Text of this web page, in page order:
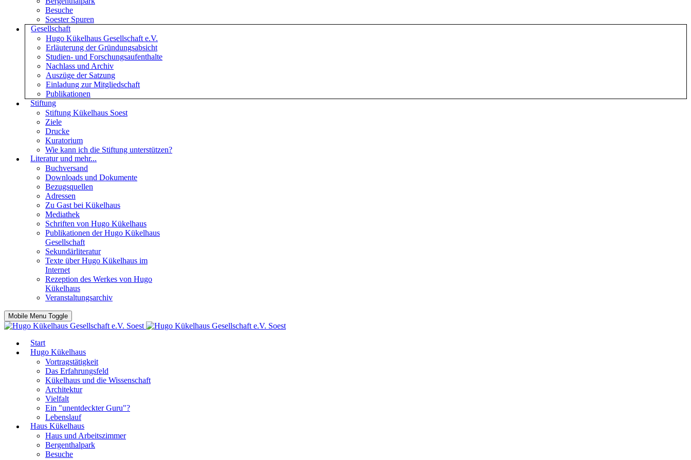
Besuche
Soester Spuren
Gesellschaft
Hugo Kükelhaus Gesellschaft e.V.
Erläuterung der Gründungsabsicht
Studien- und Forschungsaufenthalte
Nachlass und Archiv
Auszüge der Satzung
Einladung zur Mitgliedschaft
Publikationen
Stiftung
Stiftung Kükelhaus Soest
Ziele
Drucke
Kuratorium
Wie kann ich die Stiftung unterstützen?
Literatur und mehr...
Buchversand
Downloads und Dokumente
Bezugsquellen
Adressen
Zu Gast bei Kükelhaus
Mediathek
Schriften von Hugo Kükelhaus
Publikationen der Hugo Kükelhaus
Gesellschaft
Sekundärliteratur
Texte über Hugo Kükelhaus im
Internet
Rezeption des Werkes von Hugo
Kükelhaus
Veranstaltungsarchiv
Mobile Menu Toggle
Start
Hugo Kükelhaus
Vortragstätigkeit
Das Erfahrungsfeld
Kükelhaus und die Wissenschaft
Architektur
Vielfalt
Ein "unentdeckter Guru"?
Lebenslauf
Haus Kükelhaus
Haus und Arbeitszimmer
Bergenthalpark
Besuche